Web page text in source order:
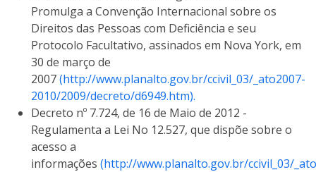
Promulga a Convenção Internacional sobre os
Direitos das Pessoas com Deficiência e seu
Protocolo Facultativo, assinados em Nova York, em
30 de março de
2007(http://www.planalto.gov.br/ccivil_03/_ato2007-
2010/2009/decreto/d6949.htm).
Decreto nº 7.724, de 16 de Maio de 2012 -
Regulamenta a Lei No 12.527, que dispõe sobre o
acesso a
informações (http://www.planalto.gov.br/ccivil_03/